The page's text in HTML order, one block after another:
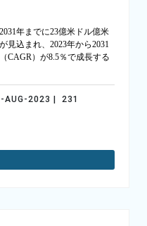
年までに23億米ドル億米
見込まれ、2023年から2031
CAGR）が8.5％で成長する
2023 | 231